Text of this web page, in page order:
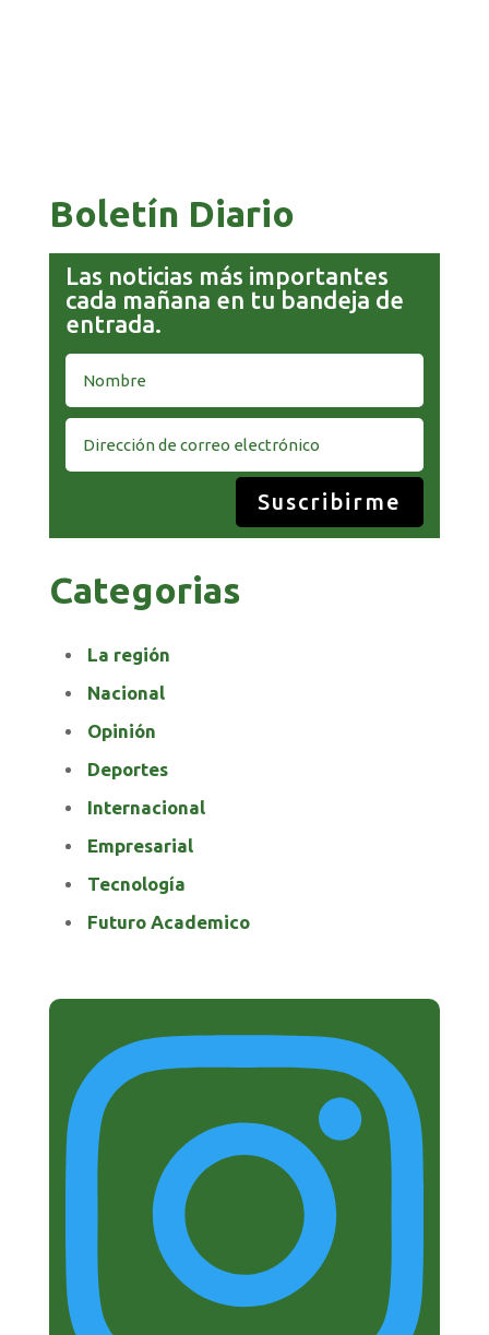
Boletín Diario
Las noticias más importantes
cada mañana en tu bandeja de
entrada.
Suscribirme
Categorias
La región
Nacional
Opinión
Deportes
Internacional
Empresarial
Tecnología
Futuro Academico